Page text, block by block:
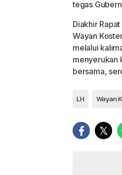
tegas
Diakhir
Wayan
melalui
menyerukan
bersama,
LH Wayan